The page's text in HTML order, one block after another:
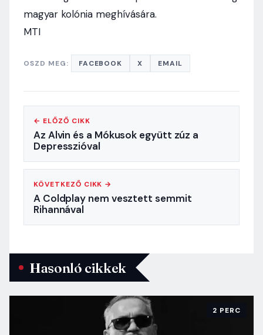
magyar kolónia meghívására.
MTI
OSZD MEG: FACEBOOK X EMAIL
← ELŐZŐ CIKK
Az Alvin és a Mókusok együtt zúz a
Depresszióval
KÖVETKEZŐ CIKK →
A Coldplay nem vesztett semmit
Rihannával
Hasonló cikkek
2 PERC